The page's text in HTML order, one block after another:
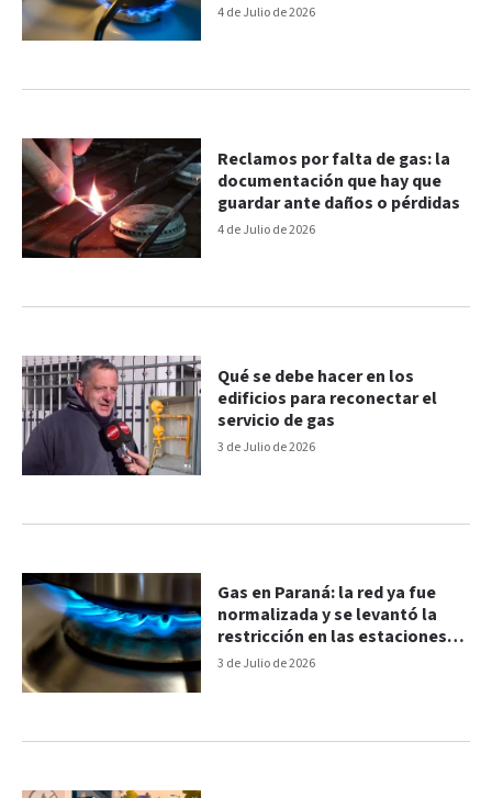
4 de Julio de 2026
4 de Julio de 2026
Reclamos por falta de gas: la
documentación que hay que
guardar ante daños o pérdidas
3 de Julio de 2026
Qué se debe hacer en los
edificios para reconectar el
servicio de gas
3 de Julio de 2026
Gas en Paraná: la red ya fue
normalizada y se levantó la
restricción en las estaciones
de servicio